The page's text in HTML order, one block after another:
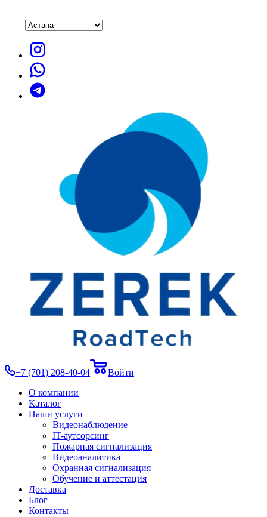
+7 (701) 208-40-04
Войти
О компании
Каталог
Наши услуги
Видеонаблюдение
IT-аутсорсинг
Пожарная сигнализация
Видеоаналитика
Охранная сигнализация
Обучение и аттестация
Доставка
Блог
Контакты